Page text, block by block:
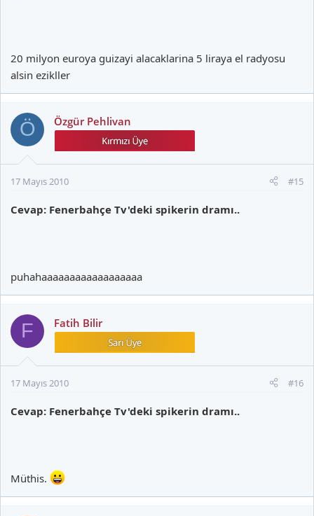
20 milyon euroya guizayi alacaklarina 5 liraya el radyosu
alsin ezikller
Ö Özgür Pehlivan
17 Mayıs 2010 #15
Cevap: Fenerbahçe Tv'deki spikerin dramı..
puhahaaaaaaaaaaaaaaaaaa
F Fatih Bilir
17 Mayıs 2010 #16
Cevap: Fenerbahçe Tv'deki spikerin dramı..
Müthis.